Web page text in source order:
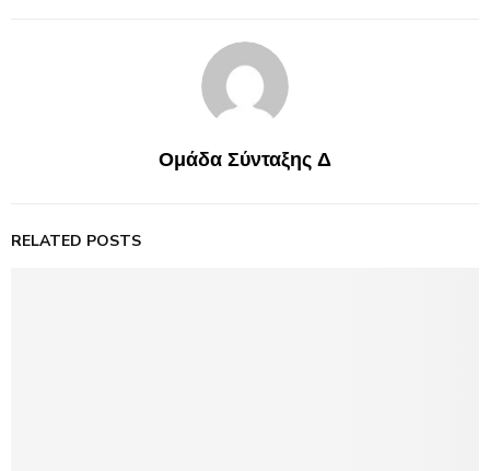
Ομάδα Σύνταξης Δ
RELATED POSTS